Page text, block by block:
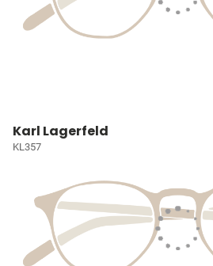
Karl Lagerfeld
KL357